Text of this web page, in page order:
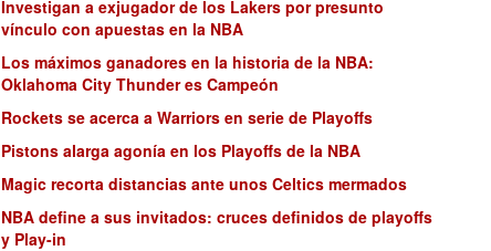
Investigan a exjugador de los Lakers por presunto
vínculo con apuestas en la NBA
Los máximos ganadores en la historia de la NBA:
Oklahoma City Thunder es Campeón
Rockets se acerca a Warriors en serie de Playoffs
Pistons alarga agonía en los Playoffs de la NBA
Magic recorta distancias ante unos Celtics mermados
NBA define a sus invitados: cruces definidos de playoffs
y Play-in